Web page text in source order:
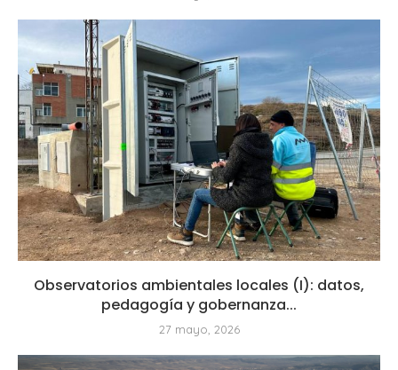
Observatorios ambientales locales (I): datos,
pedagogía y gobernanza...
27 mayo, 2026